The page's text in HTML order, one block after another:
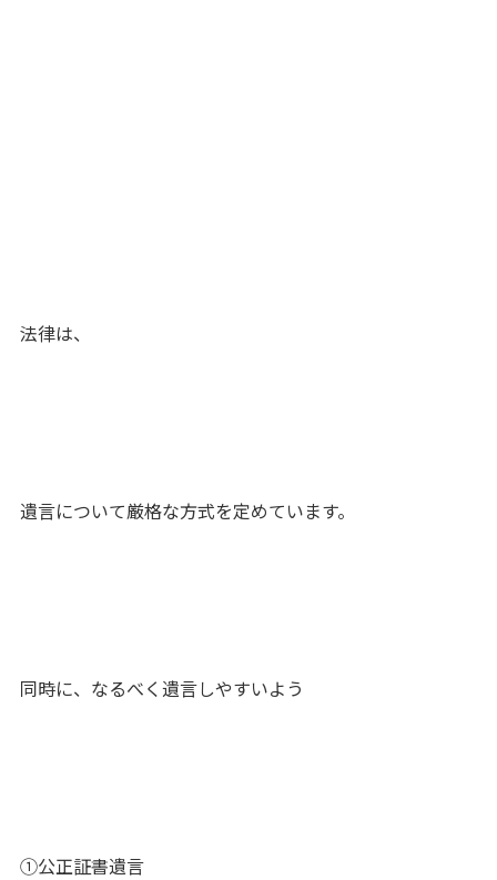
法律は、
遺言について厳格な方式を定めています。
同時に、なるべく遺言しやすいよう
①公正証書遺言